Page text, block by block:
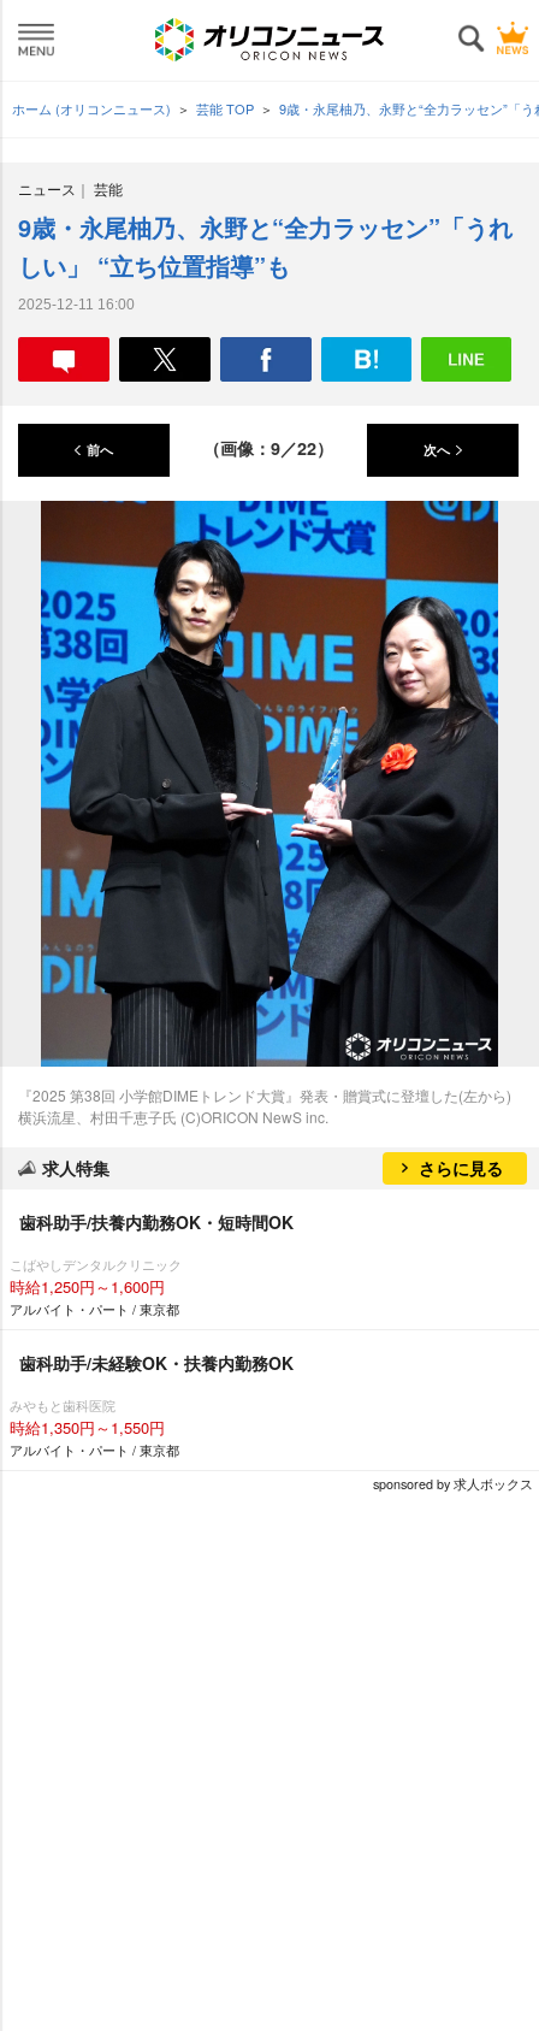
ホーム (オリコンニュース) 芸能 TOP 9歳・永尾柚乃、永野と“全力ラッセン”「
ニュース 芸能
9歳・永尾柚乃、永野と“全力ラッセン”「うれ
しい」 “立ち位置指導”も
2025-12-11 16:00
前へ （画像：9／22） 次へ
『2025 第38回 小学館DIMEトレンド大賞』発表・贈賞式に登壇した(左から)
横浜流星、村田千恵子氏 (C)ORICON NewS inc.
求人特集 さらに見る
歯科助手/扶養内勤務OK・短時間OK
こばやしデンタルクリニック
時給1,250円～1,600円
アルバイト・パート / 東京都
歯科助手/未経験OK・扶養内勤務OK
みやもと歯科医院
時給1,350円～1,550円
アルバイト・パート / 東京都
sponsored by 求人ボックス